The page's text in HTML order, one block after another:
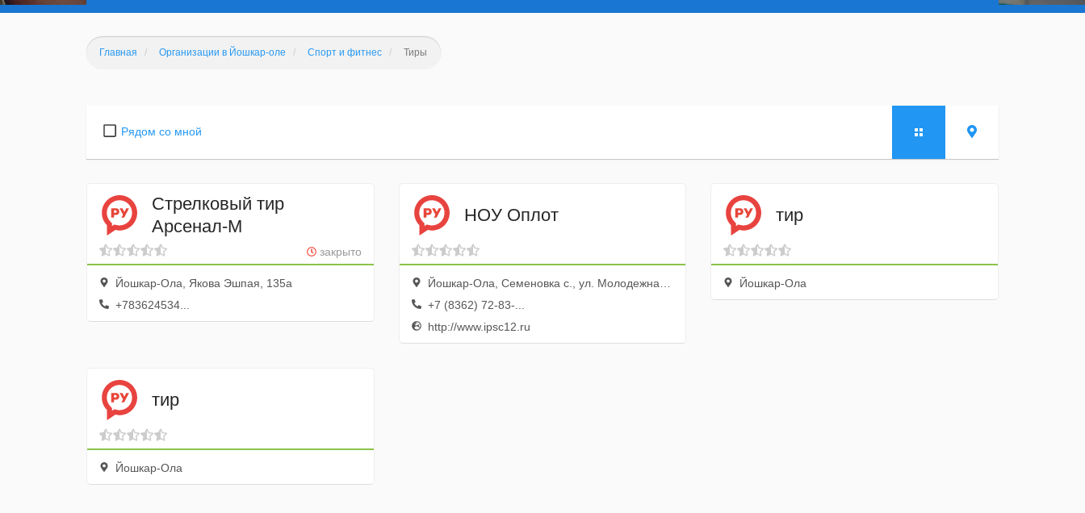
Главная Организации в Йошкар-оле Спорт и фитнес Тиры
Рядом со мной
Стрелковый тир
Арсенал-М
закрыто
Йошкар-Ола, Якова Эшпая, 135а
+783624534...
НОУ Оплот
Йошкар-Ола, Семеновка с., ул. Молодежная, 13
+7 (8362) 72-83-...
http://www.ipsc12.ru
тир
Йошкар-Ола
тир
Йошкар-Ола